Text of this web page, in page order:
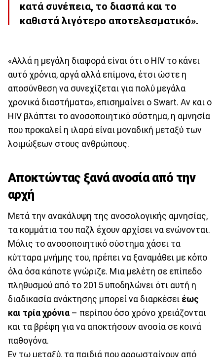
κατά συνέπεια, το διασπά και το
καθιστά λιγότερο αποτελεσματικό».
«Αλλά η μεγάλη διαφορά είναι ότι ο HIV το κάνει
αυτό χρόνια, αργά αλλά επίμονα, έτσι ώστε η
αποσύνθεση να συνεχίζεται για πολύ μεγάλα
χρονικά διαστήματα», επισημαίνει ο Swart. Aν και ο
HIV βλάπτει το ανοσοποιητικό σύστημα, η αμνησία
που προκαλεί η ιλαρά είναι μοναδική μεταξύ των
λοιμώξεων στους ανθρώπους.
Αποκτώντας ξανά ανοσία από την
αρχή
Μετά την ανακάλυψη της ανοσολογικής αμνησίας,
τα κομμάτια του παζλ έχουν αρχίσει να ενώνονται.
Μόλις το ανοσοποιητικό σύστημα χάσει τα
κύτταρα μνήμης του, πρέπει να ξαναμάθει με κόπο
όλα όσα κάποτε γνώριζε. Μια μελέτη σε επίπεδο
πληθυσμού από το 2015 υποδηλώνει ότι αυτή η
διαδικασία ανάκτησης μπορεί να διαρκέσει έως
και τρία χρόνια – περίπου όσο χρόνο χρειάζονται
και τα βρέφη για να αποκτήσουν ανοσία σε κοινά
παθογόνα.
Εν τω μεταξύ, τα παιδιά που αρρωσταίνουν από